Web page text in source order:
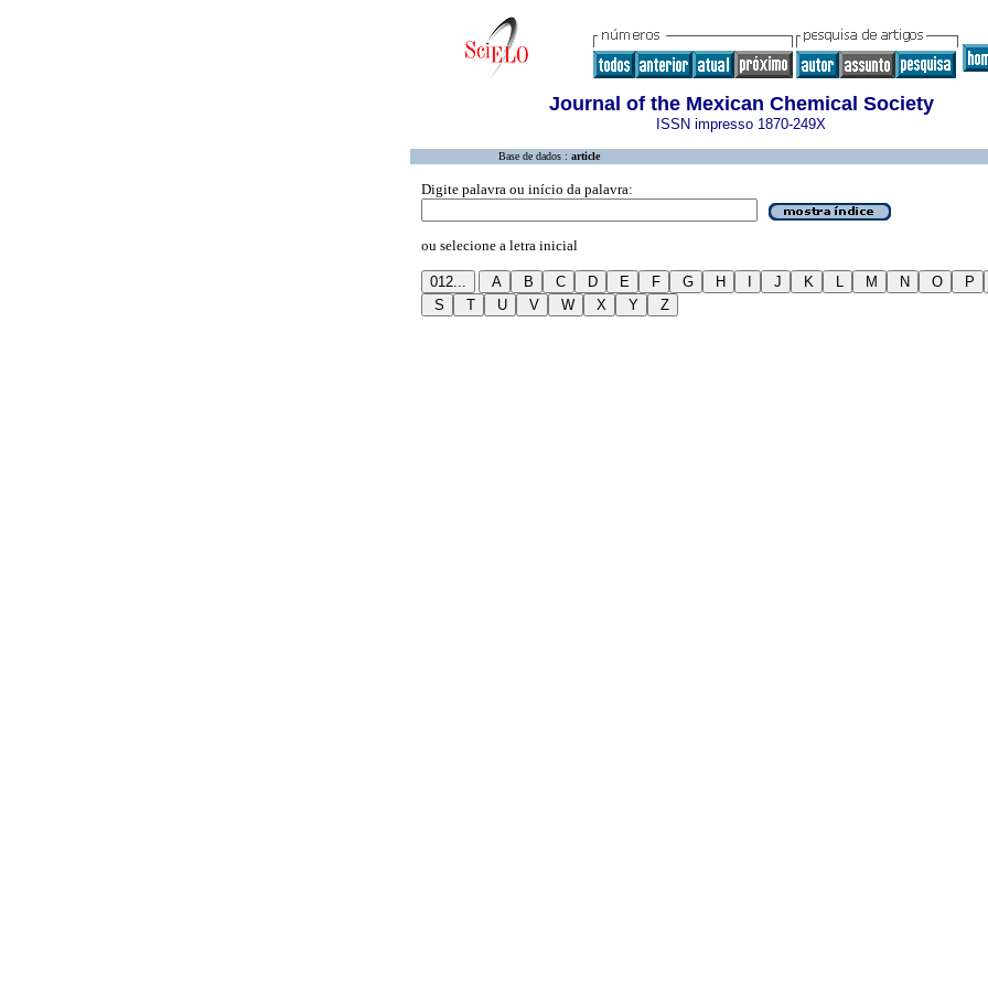
Journal of the Mexican Chemical Society
ISSN impresso 1870-249X
Base de dados : article
Digite palavra ou início da palavra:
ou selecione a letra inicial